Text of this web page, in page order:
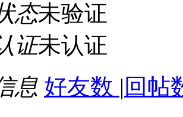
态未验证
证未认证
息 好友数 | 回帖